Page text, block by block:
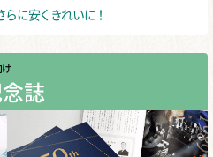
らに安くきれいに！
け
誌